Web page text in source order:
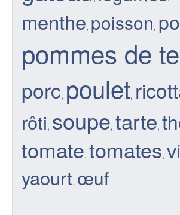
menthe, poisson,
pommes de
porc, poulet,
rôti, soupe, tarte,
tomate, tomates,
yaourt, œuf